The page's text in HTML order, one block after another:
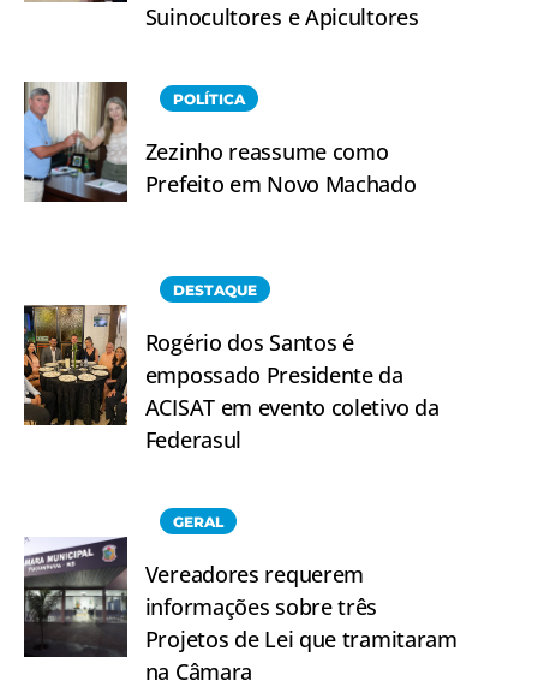
Suinocultores e Apicultores
POLÍTICA
Zezinho reassume como
Prefeito em Novo Machado
DESTAQUE
Rogério dos Santos é
empossado Presidente da
ACISAT em evento coletivo da
Federasul
GERAL
Vereadores requerem
informações sobre três
Projetos de Lei que tramitaram
na Câmara